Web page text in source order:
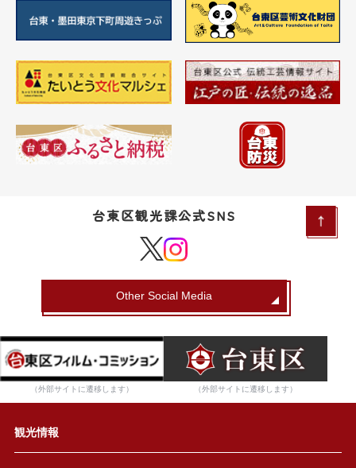
台東区観光課公式SNS
Other Social Media
（外部サイトに遷移します） （外部サイトに遷移します）
観光情報